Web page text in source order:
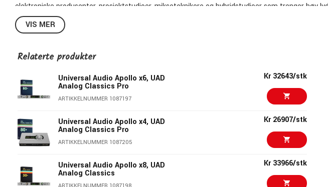
elektroniske produsenter, prosjektstudioer, mikseteknikere og hybridstudioer som trenger høy
og kraftig UAD DSP-prosessering.
bygget for tunge prosjekter, analog outboard, synther, avansert monitorering og
fra Neve, Manley, SSL, API og Avalon.
Oversikt og funksjoner
Apollo x6 Gen 2 er utviklet for studioer som vil ha profesjonell rackmontert I/O uten et
I/O gir et sterkt utgangspunkt for elektronisk musikkproduksjon, outboard, miksing,
HEXA Core DSP for tunge UAD-kjeder
6 x UAD DSP Cores gir svært høy sanntidskapasitet for UAD-plug-ins. Det gjør Apollo x6
VIS MER
Relaterte produkter
Universal Audio Apollo x6, UAD
Analog Classics Pro
ARTIKKELNUMMER 1087197
Kr 32643/stk
Universal Audio Apollo x4, UAD
Analog Classics Pro
ARTIKKELNUMMER 1087205
Kr 26907/stk
Universal Audio Apollo x8, UAD
Analog Classics
Kr 33966/stk